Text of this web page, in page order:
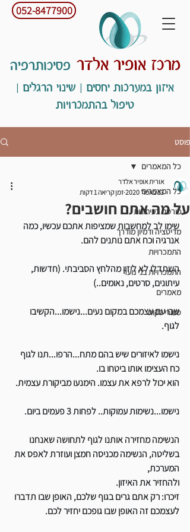
052-8477900
מרכז אופיר אלדר פסיכותרפיה
איזון במערכות יחסים | שינוי הרגלים |
טיפול בהתמכרויות
פוסט
כל המאמרים
פורסם בעיתונות
מדיטציה ודמיון מודרך
התמכרויות
התמכרויות בני נוער
מאמרים
ספורי לקוח
כל המאמרים
על מה אתם חושבים?
אורית אופיר אלדר
13 באפר׳ 2020
זמן קריאה 1 דקות
שימו לב למחשבות שמציפות אתכם עכשיו, כמה
אנרגיה וכח אתם נותנים להם.
השתדלו לא ליזון מהלחץ הסביבתי. (חדשות,
עיתונים, סרטים, נאומים..)
שבו עם עצמכם במקום נעים...נישמו...הקשיבו
לגוף.
נישמו לאיזורים שיש בהם מתח...הרפו...תנו לגוף
כח העצימו אותו ביטחו בו.
הוא יכול לרפא את עצמו. הימנעו מביקורת עצמית.
נישמו...נשימות עמוקות.. לפחות 3 פעמים ביום.
הנשימה מחזירה אותנו לגוף לתחושה שאנחנו
בשליטה, הנשימה מכניסה חמצן ועוזרת לאפס את
המערכת,
ולהחזיר את האיזון.
זיכרו: רק אתם גרים בגוף שלכם, האופן שבו תדברו
לעצמכם זה האופן שבו גופכם יחזיר לכם.